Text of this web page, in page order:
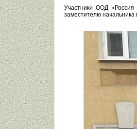
Участники ООД «Россия
заместителю